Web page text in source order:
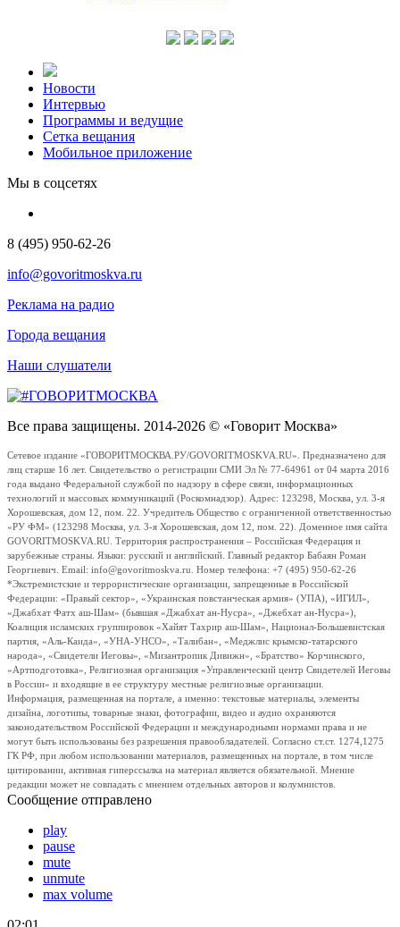
Новости
Интервью
Программы и ведущие
Сетка вещания
Мобильное приложение
Мы в соцсетях
8 (495) 950-62-26
info@govoritmoskva.ru
Реклама на радио
Города вещания
Наши слушатели
Все права защищены. 2014-2026 © «Говорит Москва»
Сетевое издание «ГОВОРИТМОСКВА.РУ/GOVORITMOSKVA.RU». Предназначено для
лиц старше 16 лет. Свидетельство о регистрации СМИ Эл № 77-64961 от 04 марта 2016
года выдано Федеральной службой по надзору в сфере связи, информационных
технологий и массовых коммуникаций (Роскомнадзор). Адрес: 123298, Москва, ул. 3-я
Хорошевская, дом 12, пом. 22. Учредитель Общество с ограниченной ответственностью
«РУ ФМ» (123298 Москва, ул. 3-я Хорошевская, дом 12, пом. 22). Доменное имя сайта
GOVORITMOSKVA.RU. Территория распространения – Российская Федерация и
зарубежные страны. Языки: русский и английский. Главный редактор Бабаян Роман
Георгиевич. Email: info@govoritmoskva.ru. Номер телефона: +7 (495) 950-62-26
*Экстремистские и террористические организации, запрещенные в Российской
Федерации: «Правый сектор», «Украинская повстанческая армия» (УПА), «ИГИЛ»,
«Джабхат Фатх аш-Шам» (бывшая «Джабхат ан-Нусра», «Джебхат ан-Нусра»),
Коалиция исламских группировок «Хайят Тахрир аш-Шам», Национал-Большевистская
партия, «Аль-Каида», «УНА-УНСО», «Талибан», «Меджлис крымско-татарского
народа», «Свидетели Иеговы», «Мизантропик Дивижн», «Братство» Корчинского,
«Артподготовка», Религиозная организация «Управленческий центр Свидетелей Иеговы
в России» и входящие в ее структуру местные религиозные организации.
Информация, размещенная на портале, а именно: текстовые материалы, элементы
дизайна, логотипы, товарные знаки, фотографии, видео и аудио охраняются
законодательством Российской Федерации и международными нормами права и не
могут быть использованы без разрешения правообладателей. Согласно ст.ст. 1274,1275
ГК РФ, при любом использовании материалов, размещенных на портале, в том числе
цитировании, активная гиперссылка на материал является обязательной. Мнение
редакции может не совпадать с мнением отдельных авторов и колумнистов.
Сообщение отправлено
play
pause
mute
unmute
max volume